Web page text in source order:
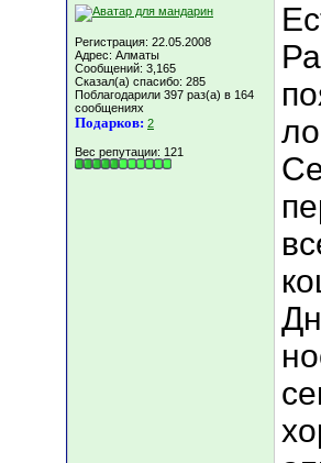
Регистрация: 22.05.2008
Адрес: Алматы
Сообщений: 3,165
Сказал(а) спасибо: 285
Поблагодарили 397 раз(а) в 164
сообщениях
Подарков: 2
Вес репутации: 121